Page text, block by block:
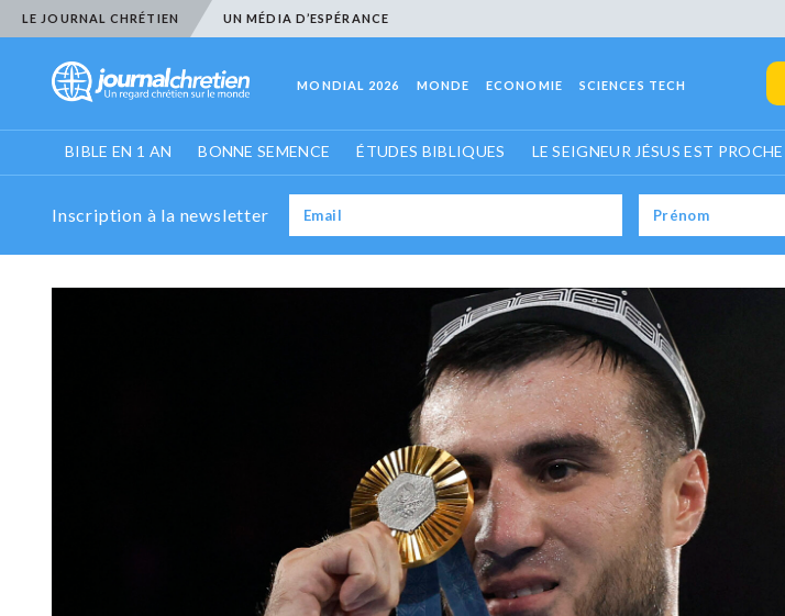
LE JOURNAL CHRÉTIEN UN MÉDIA D’ESPÉRANCE
MONDIAL 2026 MONDE ECONOMIE SCIENCES TECH
BIBLE EN 1 AN BONNE SEMENCE ÉTUDES BIBLIQUES LE SEIGNEUR JÉSUS EST PROCHE
Inscription à la newsletter